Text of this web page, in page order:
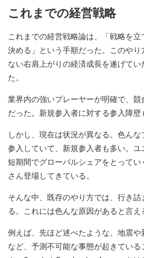
これまでの経営戦略
これまでの経営戦略論は、「戦略を
決める」という手順だった。このやり
ない右肩上がりの経済成長を遂げてい
た。
業界内の強いプレーヤーが明確で、
だった。新規参入者に対する参入障壁
しかし、現在は状況が異なる。色ん
参入していて、新規参入者も多い。ユ
短期間でグローバルシェアをとってい
さん登場してきている。
そんな中、既存のやり方では、行き
る。これには色んな原因があると言え
例えば、先ほど述べたような、地震や
など、予測不可能な事態が起きている